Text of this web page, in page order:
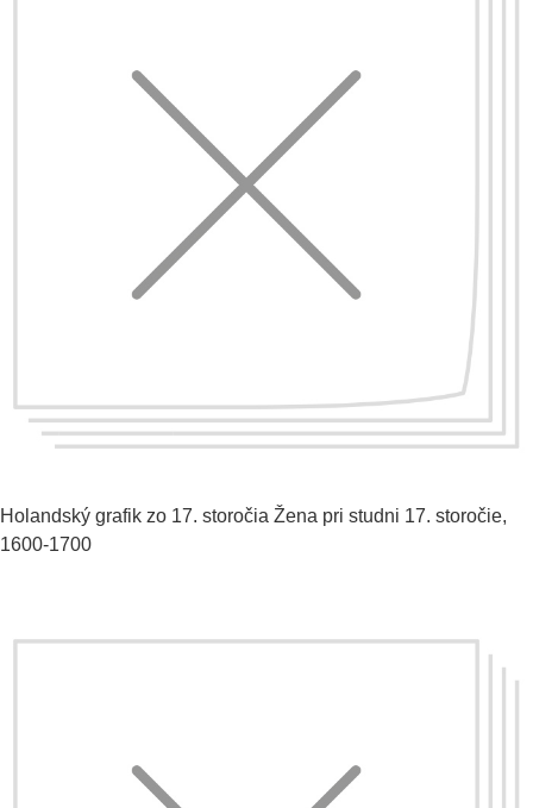
Holandský grafik zo 17. storočia Žena pri studni 17. storočie,
1600-1700